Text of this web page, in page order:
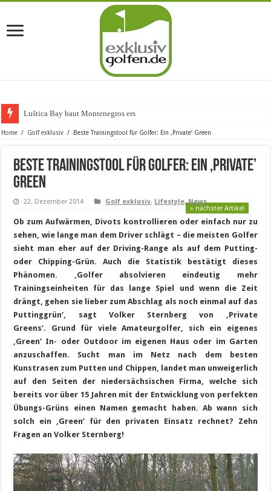
Luštica Bay baut Montenegros erste Golf-Comm
Home / Golf exklusiv / Beste Trainingstool für Golfer: Ein ‚Private’ Green
Beste Trainingstool für Golfer: Ein ‚Private’
Green
22. Dezember 2014 Golf exklusiv, Lifestyle,News
» nächster Artikel
Ob zum Aufwärmen, Divots kontrollieren oder einfach nur zu
sehen, wie lange man dem Driver schlägt – die meisten Golfer
sieht man eher auf der Driving-Range als auf dem Putting-
oder Chipping-Grün. Auch die Statistik bestätigt dieses
Phänomen. ‚Golfer absolvieren eindeutig mehr
Trainingseinheiten für das lange Spiel und wenn die Zeit
drängt, gehen sie lieber zum Abschlag als noch einmal auf das
Puttinggrün‘, sagt Volker Sternberg von ‚Private
Greens’. Grund für viele Amateurgolfer, sich ein eigenes
‚Green’ In- oder Outdoor im eigenen Haus oder im Garten
anzuschaffen. Sucht man im Netz nach dem besten
Kunstrasen zum Putten und Chippen, landet man unweigerlich
auf den Seiten der niedersächsischen Firma, welche sich
bereits vor über 15 Jahren mit der Entwicklung von perfekten
Übungs-Grüns einen Namen gemacht haben. Ab wann sich
solch ein ‚Green’ für den privaten Einsatz rechnet? Zehn
Fragen an Volker Sternberg!